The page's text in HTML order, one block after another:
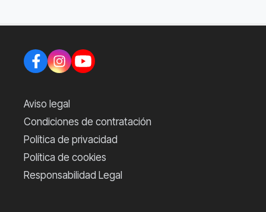
Aviso legal
Condiciones de contratación
Política de privacidad
Política de cookies
Responsabilidad Legal